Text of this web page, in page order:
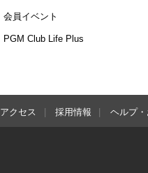
会員イベント
PGM Club Life Plus
アクセス 採用情報 ヘルプ